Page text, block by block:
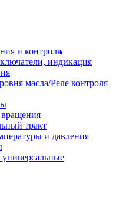
и контроля
индикация
масла/Реле контроля
вращения
тракт
и давления